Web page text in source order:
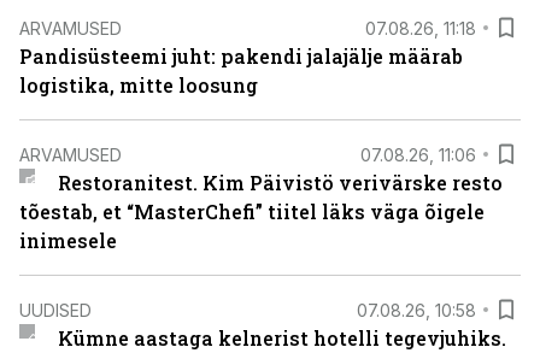
ARVAMUSED 07.08.26, 11:18
Pandisüsteemi juht: pakendi jalajälje määrab
logistika, mitte loosung
ARVAMUSED 07.08.26, 11:06
Restoranitest. Kim Päivistö verivärske resto
tõestab, et “MasterChefi” tiitel läks väga õigele
inimesele
UUDISED 07.08.26, 10:58
Kümne aastaga kelnerist hotelli tegevjuhiks.